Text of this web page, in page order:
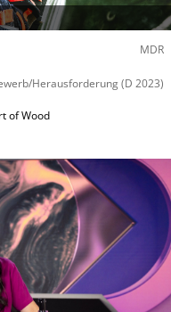
MDR
Herausforderung(D 2023)
of Wood